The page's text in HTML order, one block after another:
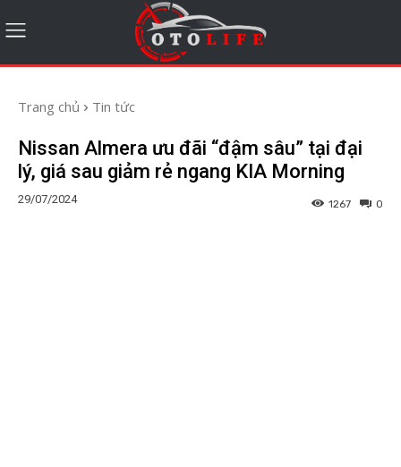
Trang chủ Tin tức
Nissan Almera ưu đãi “đậm sâu” tại đại
lý, giá sau giảm rẻ ngang KIA Morning
29/07/2024 0
1267